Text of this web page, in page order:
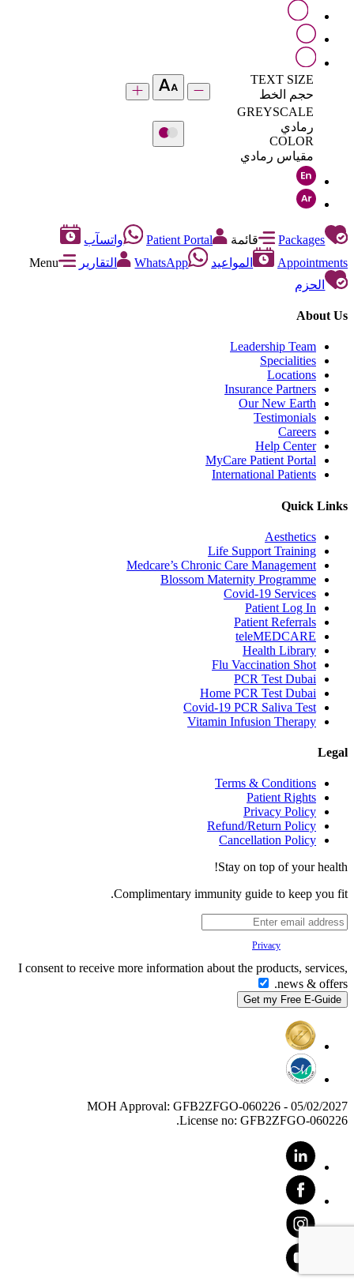
TEXT SIZE
حجم الخط
GREYSCALE
رمادي
COLOR
مقياس رمادي
Packages قائمة Patient Portal
واتسآب
Appointments
المواعيد WhatsApp التقارير
Menu
الحزم
About Us
Leadership Team
Specialities
Locations
Insurance Partners
Our New Earth
Testimonials
Careers
Help Center
MyCare Patient Portal
International Patients
Quick Links
Aesthetics
Life Support Training
Medcare’s Chronic Care Management
Blossom Maternity Programme
Covid-19 Services
Patient Log In
Patient Referrals
teleMEDCARE
Health Library
Flu Vaccination Shot
PCR Test Dubai
Home PCR Test Dubai
Covid-19 PCR Saliva Test
Vitamin Infusion Therapy
Legal
Terms & Conditions
Patient Rights
Privacy Policy
Refund/Return Policy
Cancellation Policy
Stay on top of your health!
Complimentary immunity guide to keep you fit.
Privacy
I consent to receive more information about the products, services,
news & offers.
MOH Approval: GFB2ZFGO-060226 - 05/02/2027
License no: GFB2ZFGO-060226.